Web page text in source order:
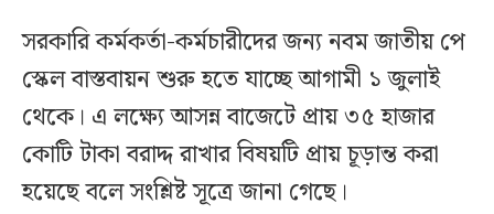
সরকারি কর্মকর্তা-কর্মচারীদের জন্য নবম জাতীয় পে
স্কেল বাস্তবায়ন শুরু হতে যাচ্ছে আগামী ১ জুলাই
থেকে। এ লক্ষ্যে আসন্ন বাজেটে প্রায় ৩৫ হাজার
কোটি টাকা বরাদ্দ রাখার বিষয়টি প্রায় চূড়ান্ত করা
হয়েছে বলে সংশ্লিষ্ট সূত্রে জানা গেছে।